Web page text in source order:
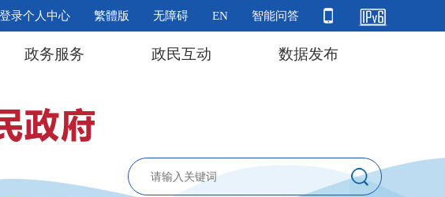
登录个人中心 繁體版 无障碍 EN 智能问答
政务服务 政民互动 数据发布